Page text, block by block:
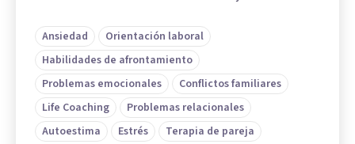
Ansiedad
Orientación laboral
Habilidades de afrontamiento
Problemas emocionales
Conflictos familiares
Life Coaching
Problemas relacionales
Autoestima
Estrés Terapia de pareja